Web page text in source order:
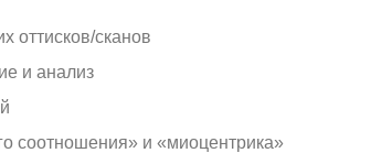
оттисков/сканов
и анализ
соотношения» и «миоцентрика»